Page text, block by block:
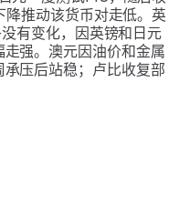
降推动该货币对走低。英
有变化，因英镑和日元
强。澳元因油价和金属
压后站稳；卢比收复部